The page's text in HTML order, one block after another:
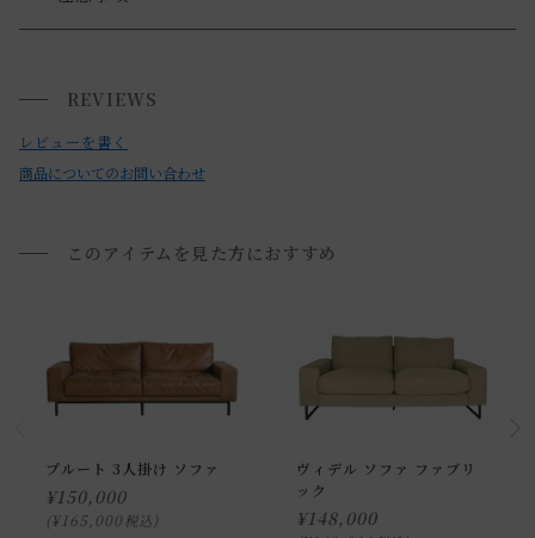
搬入経路によっては、建物入り口や通路のサイズにより、 商
品を設置場所に搬入ができない場合がございます。
必ず商品サイズ、搬入経路をご確認下さい。
送料について
北海道・沖縄・離島への配送は別途お見積もりさせていただ
きます。
いください。（目安：10cm 程度）
・壁に直接触れていると、色移りしたり、壁紙が変色するお
それがあります。
露や外気の影響でカビが発生しやすくなり、健康を害するこ
・お使いのPC画面等や光の環境によっては、掲載の画像と実
際の商品とで色の見え方が異なることもございます。ご了承
ください。
REVIEWS
レビューを書く
商品についてのお問い合わせ
このアイテムを見た方におすすめ
プルート 3人掛け ソファ
¥150,000
¥165,000 税込
ヴィデル ソファ ファブリ
ック
¥148,000